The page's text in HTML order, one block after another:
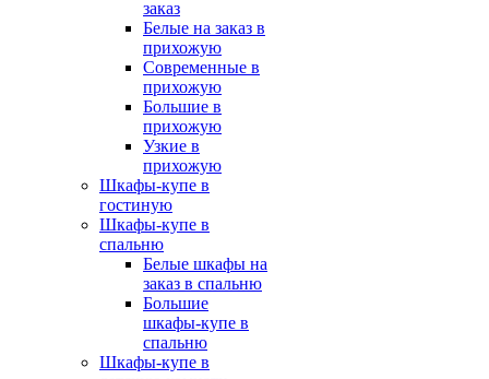
заказ
Белые на заказ в
прихожую
Современные в
прихожую
Большие в
прихожую
Узкие в
прихожую
Шкафы-купе в
гостиную
Шкафы-купе в
спальню
Белые шкафы на
заказ в спальню
Большие
шкафы-купе в
спальню
Шкафы-купе в